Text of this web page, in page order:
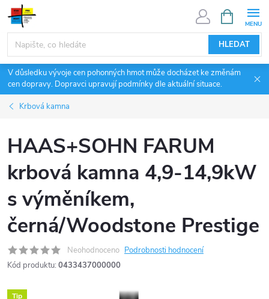
Přejít
obsah
HLEDAT
NÁKUPNÍ
KOŠÍK
V důsledku vývoje cen pohonných hmot může docházet ke změnám
cen dopravy. Dopravci upravují podmínky dle aktuální situace.
Krbová kamna
HAAS+SOHN FARUM
krbová kamna 4,9-14,9kW
s výměníkem,
černá/Woodstone Prestige
Neohodnoceno Podrobnosti hodnocení
Kód produktu: 0433437000000
Tip